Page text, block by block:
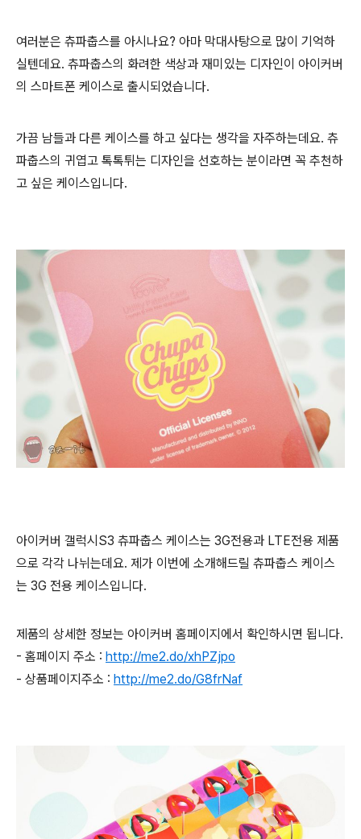
여러분은 츄파춥스를 아시나요? 아마 막대사탕으로 많이 기억하
실텐데요. 츄파춥스의 화려한 색상과 재미있는 디자인이 아이커버
의 스마트폰 케이스로 출시되었습니다.
가끔 남들과 다른 케이스를 하고 싶다는 생각을 자주하는데요. 츄
파춥스의 귀엽고 톡톡튀는 디자인을 선호하는 분이라면 꼭 추천하
고 싶은 케이스입니다.
아이커버 갤럭시S3 츄파춥스 케이스는 3G전용과 LTE전용 제품
으로 각각 나뉘는데요. 제가 이번에 소개해드릴 츄파춥스 케이스
는 3G 전용 케이스입니다.
제품의 상세한 정보는 아이커버 홈페이지에서 확인하시면 됩니다.
- 홈페이지 주소 : http://me2.do/xhPZjpo
- 상품페이지주소 : http://me2.do/G8frNaf